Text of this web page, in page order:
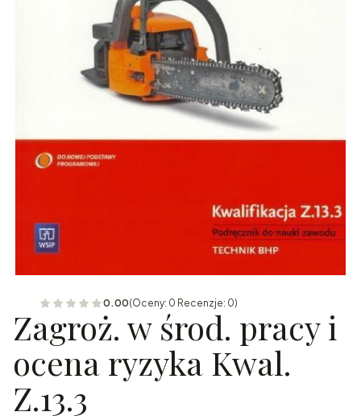
0.00(Oceny: 0 Recenzje: 0)
Zagroż. w środ. pracy i
ocena ryzyka Kwal.
Z.13.3